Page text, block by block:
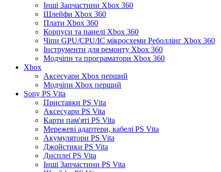
Інші Запчастини Xbox 360
Шлейфи Xbox 360
Плати Xbox 360
Корпуси та панелі Xbox 360
Чіпи GPU/CPU/IC мікросхеми Реболлінг Xbox 360
Інструменти для ремонту Xbox 360
Модчіпи та програматори Xbox 360
Xbox
Аксесуари Xbox перший
Модчіпи Xbox перший
Sony PS Vita
Приставки PS Vita
Аксесуари PS Vita
Карти пам'яті PS Vita
Мережеві адаптери, кабелі PS Vita
Акумулятори PS Vita
Джойстики PS Vita
Дисплеї PS Vita
Інші Запчастини PS Vita